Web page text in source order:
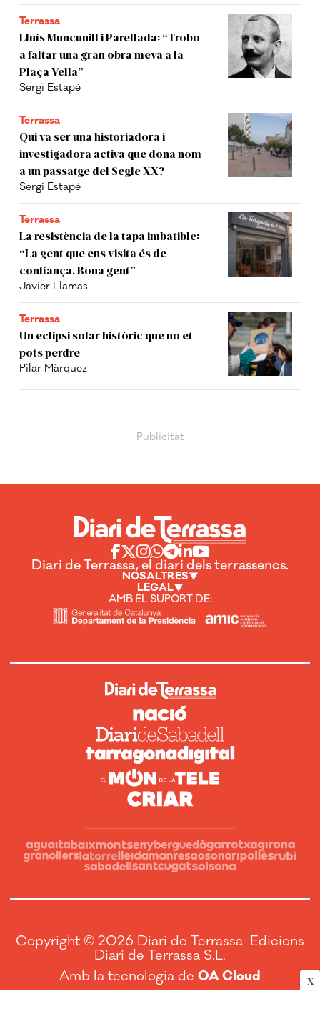
X
Terrassa
Lluís Muncunill i Parellada: “Trobo
a faltar una gran obra meva a la
Plaça Vella”
Sergi Estapé
Terrassa
Qui va ser una historiadora i
investigadora activa que dona nom
a un passatge del Segle XX?
Sergi Estapé
Terrassa
La resistència de la tapa imbatible:
“La gent que ens visita és de
confiança. Bona gent”
Javier Llamas
Terrassa
Un eclipsi solar històric que no et
pots perdre
Pilar Màrquez
Diari de Terrassa, el diari dels terrassencs.
NOSALTRES
LEGAL
AMB EL SUPORT DE:
Copyright © 2026 Diari de Terrassa Edicions
Diari de Terrassa S.L.
Amb la tecnologia de OA Cloud